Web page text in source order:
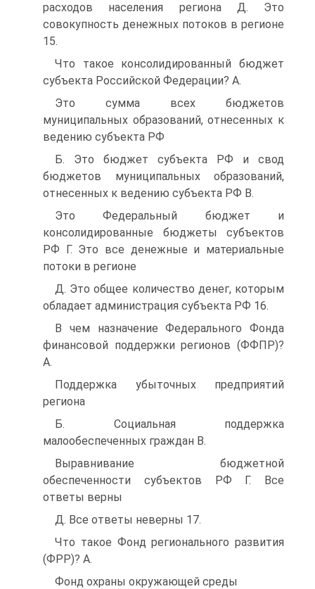
расходов населения региона Д. Это
совокупность денежных потоков в регионе
15.
Что такое консолидированный бюджет
субъекта Российской Федерации? A.
Это сумма всех бюджетов
муниципальных образований, отнесенных к
ведению субъекта РФ
Б. Это бюджет субъекта РФ и свод
бюджетов муниципальных образований,
отнесенных к ведению субъекта РФ B.
Это Федеральный бюджет и
консолидированные бюджеты субъектов
РФ Г. Это все денежные и материальные
потоки в регионе
Д. Это общее количество денег, которым
обладает администрация субъекта РФ 16.
В чем назначение Федерального Фонда
финансовой поддержки регионов (ФФПР)?
A.
Поддержка убыточных предприятий
региона
Б. Социальная поддержка
малообеспеченных граждан B.
Выравнивание бюджетной
обеспеченности субъектов РФ Г. Все
ответы верны
Д. Все ответы неверны 17.
Что такое Фонд регионального развития
(ФРР)? A.
Фонд охраны окружающей среды